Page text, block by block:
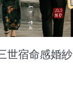
世宿命感婚紗